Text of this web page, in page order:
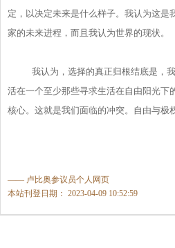
定， 以决定未来是什么样子。我认为这是
家的未来进程，而且我认为世界的现状。
我认为，选择的真正归根结底是，
活在一个至少那些寻求生活在自由阳光下
核心。这就是我们面临的冲突。 自由与极
—— 卢比奥参议员个人网页
本站刊登日期： 2023-04-09 10:52:59